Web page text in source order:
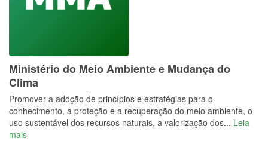
Ministério do Meio Ambiente e Mudança do
Clima
Promover a adoção de princípios e estratégias para o
conhecimento, a proteção e a recuperação do meio ambiente, o
uso sustentável dos recursos naturais, a valorização dos... Leia
mais